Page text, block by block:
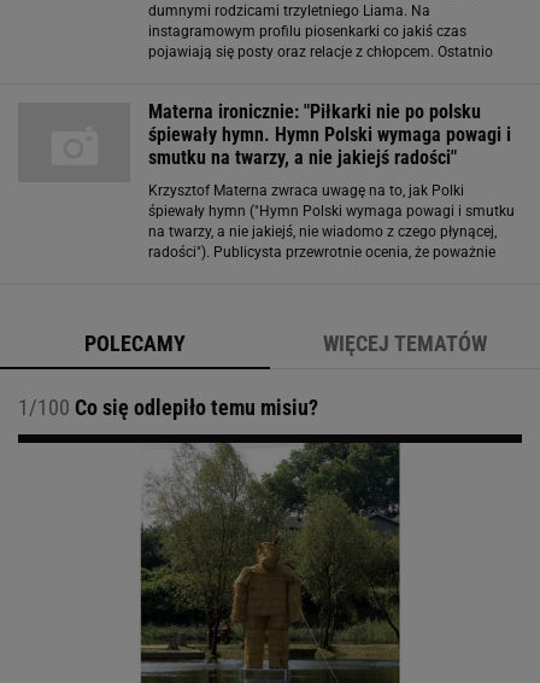
dumnymi rodzicami trzyletniego Liama. Na
instagramowym profilu piosenkarki co jakiś czas
pojawiają się posty oraz relacje z chłopcem. Ostatnio
hymn Polski
Materna ironicznie: "Piłkarki nie po polsku
śpiewały hymn. Hymn Polski wymaga powagi i
smutku na twarzy, a nie jakiejś radości"
Krzysztof Materna zwraca uwagę na to, jak Polki
śpiewały hymn ("Hymn Polski wymaga powagi i smutku
na twarzy, a nie jakiejś, nie wiadomo z czego płynącej,
radości"). Publicysta przewrotnie ocenia, że poważnie
POLECAMY WIĘCEJ TEMATÓW
1/100 Co się odlepiło temu misiu?